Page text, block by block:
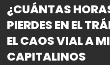
¿CUÁNTAS
PIERDES EN EL
EL CAOS VIAL A
CAPITALINOS